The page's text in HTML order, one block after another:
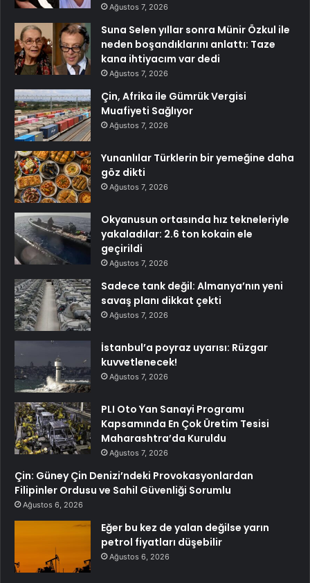
Ağustos 7, 2026
Suna Selen yıllar sonra Münir Özkul ile
neden boşandıklarını anlattı: Taze
kana ihtiyacım var dedi
Ağustos 7, 2026
Çin, Afrika ile Gümrük Vergisi
Muafiyeti Sağlıyor
Ağustos 7, 2026
Yunanlılar Türklerin bir yemeğine daha
göz dikti
Ağustos 7, 2026
Okyanusun ortasında hız tekneleriyle
yakaladılar: 2.6 ton kokain ele
geçirildi
Ağustos 7, 2026
Sadece tank değil: Almanya’nın yeni
savaş planı dikkat çekti
Ağustos 7, 2026
İstanbul’a poyraz uyarısı: Rüzgar
kuvvetlenecek!
Ağustos 7, 2026
PLI Oto Yan Sanayi Programı
Kapsamında En Çok Üretim Tesisi
Maharashtra’da Kuruldu
Ağustos 7, 2026
Çin: Güney Çin Denizi’ndeki Provokasyonlardan
Filipinler Ordusu ve Sahil Güvenliği Sorumlu
Ağustos 6, 2026
Eğer bu kez de yalan değilse yarın
petrol fiyatları düşebilir
Ağustos 6, 2026